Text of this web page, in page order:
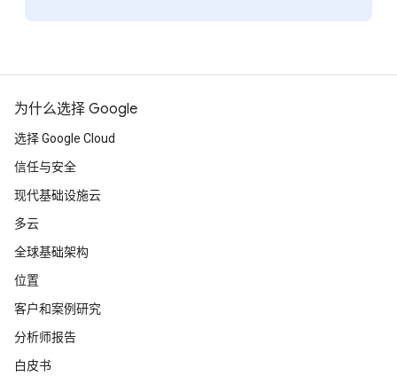
为什么选择 Google
选择 Google Cloud
信任与安全
现代基础设施云
多云
全球基础架构
位置
客户和案例研究
分析师报告
白皮书